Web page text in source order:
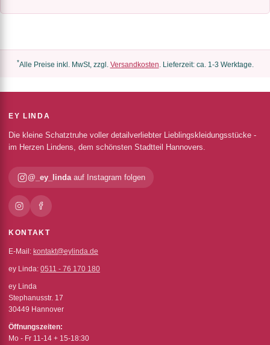
*Alle Preise inkl. MwSt, zzgl. Versandkosten. Lieferzeit: ca. 1-3 Werktage.
EY LINDA
Die kleine Schatztruhe voller detailverliebter Lieblingskleidungsstücke -
im Herzen Lindens, dem schönsten Stadtteil Hannovers.
@_ey_lindaauf Instagram folgen
KONTAKT
E-Mail: kontakt@eylinda.de
ey Linda: 0511 - 76 170 180
ey Linda
Stephanusstr. 17
30449 Hannover
Öffnungszeiten:
Mo - Fr 11-14 + 15-18:30